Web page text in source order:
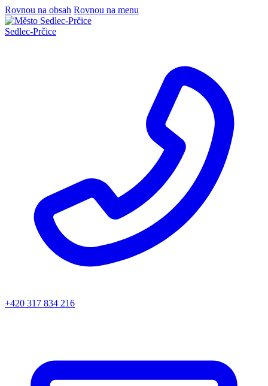
Rovnou na obsah Rovnou na menu
Sedlec-Prčice
+420 317 834 216